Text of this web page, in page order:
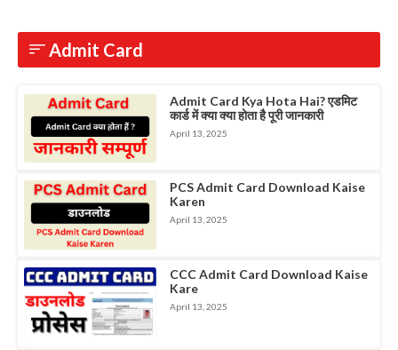
Admit Card
Admit Card Kya Hota Hai? एडमिट
कार्ड में क्या क्या होता है पूरी जानकारी
April 13, 2025
PCS Admit Card Download Kaise
Karen
April 13, 2025
CCC Admit Card Download Kaise
Kare
April 13, 2025